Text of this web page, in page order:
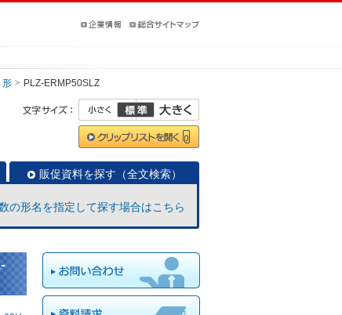
形 PLZ-ERMP50SLZ
販促資料を探す（全文検索）
の形名を指定して探す場合はこちら